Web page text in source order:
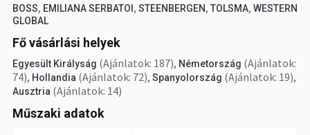
BOSS, EMILIANA SERBATOI , STEENBERGEN, TOLSMA, WESTERN
GLOBAL
Fő vásárlási helyek
Egyesült Királyság (Ajánlatok: 187), Németország (Ajánlatok:
74), Hollandia (Ajánlatok: 72), Spanyolország (Ajánlatok: 19),
Ausztria (Ajánlatok: 14)
Műszaki adatok